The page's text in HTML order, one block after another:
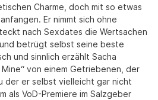
Charme, doch mit so etwas
Er nimmt sich ohne
nach Sexdates die Wertsachen
betrügt selbst seine beste
und sinnlich erzählt Sacha
Mine“ von einem Getriebenen, der
der er selbst vielleicht gar nicht
als VoD-Premiere im Salzgeber